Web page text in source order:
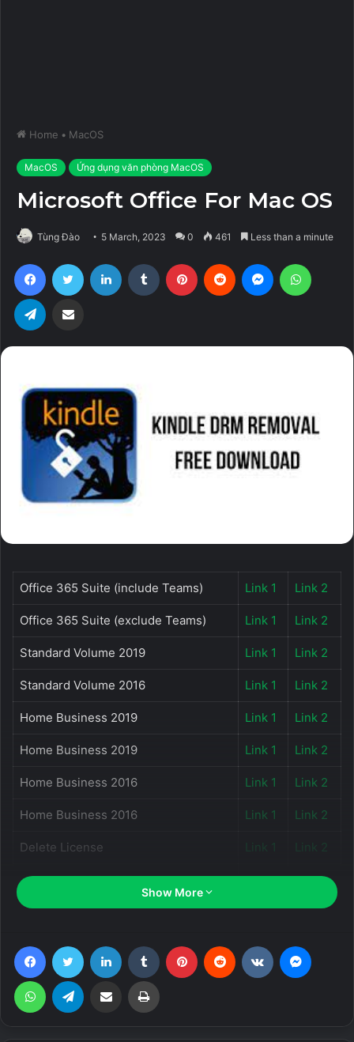
Home • MacOS
MacOS Ứng dụng văn phòng MacOS
Microsoft Office For Mac OS
Tùng Đào 5 March, 2023 0 461 Less than a minute
FacebookTwitter LinkedIn Tumblr Pinterest Reddit Messenger
Telegram Share via Email
Office 365 Suite (include Teams) Link 1 Link 2
Office 365 Suite (exclude Teams) Link 1 Link 2
Standard Volume 2019 Link 1 Link 2
Standard Volume 2016 Link 1 Link 2
Home Business 2019 Link 1 Link 2
Home Business 2019 Link 1 Link 2
Home Business 2016 Link 1 Link 2
Home Business 2016 Link 1 Link 2
Delete License Link 1 Link 2
Standard LTSC 2021 Setup Link 1 Link 2
Standard LTSC 2021 Activator Link 1 Link 2
=> Mật khẩu giải nén: PITVN
Show More
FacebookTwitter LinkedIn Tumblr Pinterest Reddit VKontakte
WhatsAppTelegram Share via Email Print